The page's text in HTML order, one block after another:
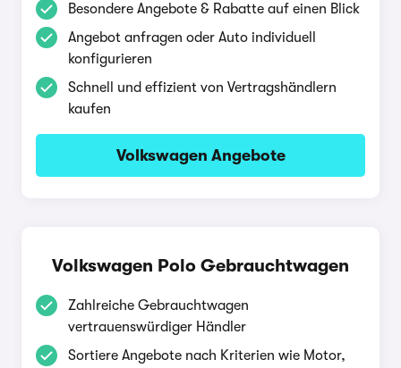
Besondere Angebote & Rabatte auf einen Blick
Angebot anfragen oder Auto individuell
konfigurieren
Schnell und effizient von Vertragshändlern
kaufen
Volkswagen Angebote
Volkswagen Polo Gebrauchtwagen
Zahlreiche Gebrauchtwagen
vertrauenswürdiger Händler
Sortiere Angebote nach Kriterien wie Motor,